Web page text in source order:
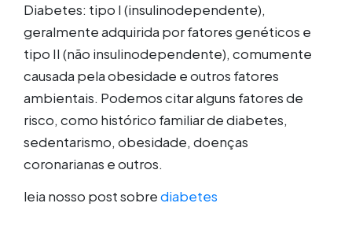
Diabetes: tipo I (insulinodependente),
geralmente adquirida por fatores genéticos e
tipo II (não insulinodependente), comumente
causada pela obesidade e outros fatores
ambientais. Podemos citar alguns fatores de
risco, como histórico familiar de diabetes,
sedentarismo, obesidade, doenças
coronarianas e outros.
leia nosso post sobrediabetes